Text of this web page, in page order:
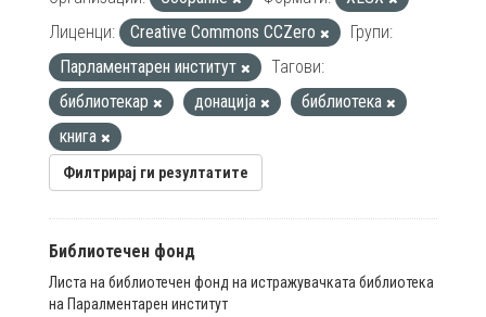
Лиценци:
Creative Commons CCZero
Групи:
Парламентарен институт
Тагови:
библиотекар
донација
библиотека
книга
Филтрирај ги резултатите
Библиотечен фонд
Листа на библиотечен фонд на истражувачката библиотека
на Паралментарен институт